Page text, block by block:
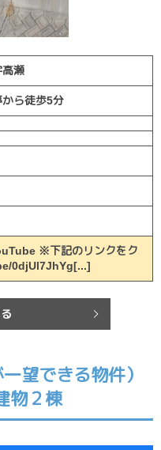
高瀬
ら徒歩5分
※下記のリンクをク
0djUl7JhYg[...]
望できる物件）
物２棟